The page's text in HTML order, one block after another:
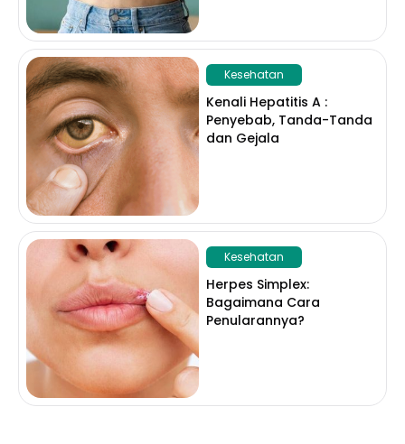
Kesehatan
Kenali Hepatitis A :
Penyebab, Tanda-Tanda
dan Gejala
Kesehatan
Herpes Simplex:
Bagaimana Cara
Penularannya?